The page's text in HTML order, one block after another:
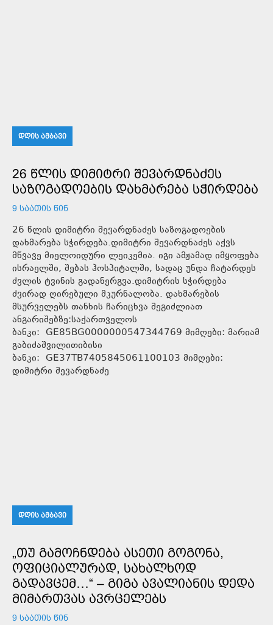
ᲓᲦᲘᲡ ᲐᲛᲑᲐᲕᲘ
26 ᲬᲚᲘᲡ ᲓᲘᲛᲘᲢᲠᲘ ᲨᲔᲕᲐᲠᲓᲜᲐᲫᲔᲡ
ᲡᲐᲖᲝᲒᲐᲓᲝᲔᲑᲘᲡ ᲓᲐᲮᲛᲐᲠᲔᲑᲐ ᲡᲭᲘᲠᲓᲔᲑᲐ
9 ᲡᲐᲐᲗᲘᲡ ᲬᲘᲜ
26 წლის დიმიტრი შევარდნაძეს საზოგადოების
დახმარება სჭირდება.დიმიტრი შევარდნაძეს აქვს
მწვავე მიელოიდური ლეიკემია. იგი ამჟამად იმყოფება
ისრაელში, შებას ჰოსპიტალში, სადაც უნდა ჩატარდეს
ძვლის ტვინის გადანერგვა.დიმიტრის სჭირდება
ძვირად ღირებული მკურნალობა. დახმარების
მსურველებს თანხის ჩარიცხვა შეგიძლიათ
ანგარიშებზე:საქართველოს
ბანკი: GE85BG0000000547344769 მიმღები: მარიამ
გაბიძაშვილითიბისი
ბანკი: GE37TB7405845061100103 მიმღები:
დიმიტრი შევარდნაძე
ᲓᲦᲘᲡ ᲐᲛᲑᲐᲕᲘ
„ᲗᲣ ᲒᲐᲛᲝᲩᲜᲓᲔᲑᲐ ᲐᲡᲔᲗᲘ ᲒᲝᲒᲝᲜᲐ,
ᲝᲤᲘᲪᲘᲐᲚᲣᲠᲐᲓ, ᲡᲐᲮᲐᲚᲮᲝᲓ
ᲒᲐᲓᲐᲕᲪᲔᲛ…“ – ᲒᲘᲒᲐ ᲐᲕᲐᲚᲘᲐᲜᲘᲡ ᲓᲔᲓᲐ
ᲛᲘᲛᲐᲠᲗᲕᲐᲡ ᲐᲕᲠᲪᲔᲚᲔᲑᲡ
9 ᲡᲐᲐᲗᲘᲡ ᲬᲘᲜ